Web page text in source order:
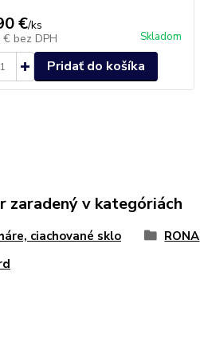
€/ks
€ bez DPH Skladom
Pridať do košíka
zaradený v kategóriách
ciachované sklo RONA